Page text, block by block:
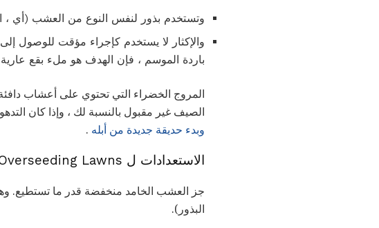
وتستخدم بذور لنفس النوع من العشب (أي ،
والإكثار لا يستخدم كإجراء مؤقت للوصول
باردة الموسم ، فإن الهدف هو ملء بقع
المروج الخضراء التي تحتوي على أعشاب
الصيف غير مقبول بالنسبة لك ، وإذا كان
وبدء حديقة جديدة من أبله .
الاستعدادات ل Overseeding Lawns
جز العشب الخامد منخفضة قدر ما تستطيع.
البذور).